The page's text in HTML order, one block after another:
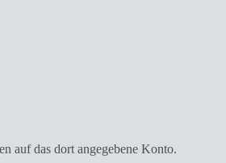
auf das dort angegebene Konto.